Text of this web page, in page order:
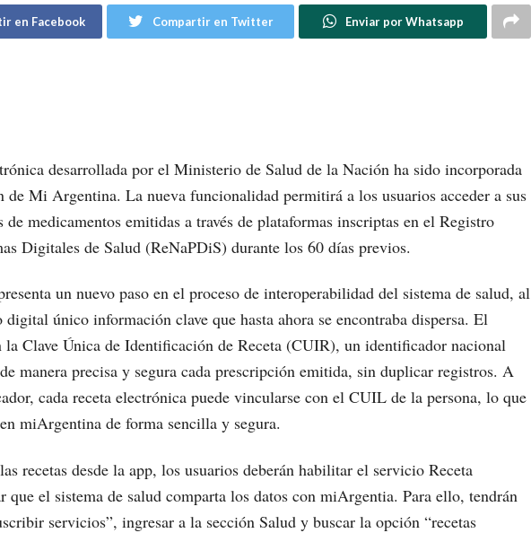
en Facebook Compartir en Twitter Enviar por Whatsapp
desarrollada por el Ministerio de Salud de la Nación ha sido incorporada
de Mi Argentina. La nueva funcionalidad permitirá a los usuarios acceder a sus
de medicamentos emitidas a través de plataformas inscriptas en el Registro
Digitales de Salud (ReNaPDiS) durante los 60 días previos.
un nuevo paso en el proceso de interoperabilidad del sistema de salud, al
único información clave que hasta ahora se encontraba dispersa. El
la Clave Única de Identificación de Receta (CUIR), un identificador nacional
manera precisa y segura cada prescripción emitida, sin duplicar registros. A
cada receta electrónica puede vincularse con el CUIL de la persona, lo que
miArgentina de forma sencilla y segura.
recetas desde la app, los usuarios deberán habilitar el servicio Receta
que el sistema de salud comparta los datos con miArgentia. Para ello, tendrán
servicios”, ingresar a la sección Salud y buscar la opción “recetas